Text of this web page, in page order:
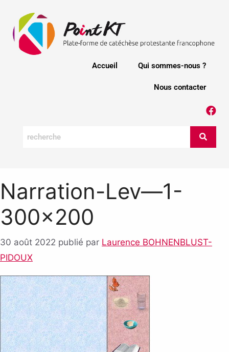
Accueil Qui sommes-nous ?
Nous contacter
Narration-Lev—1-
300×200
30 août 2022 publié par Laurence BOHNENBLUST-
PIDOUX